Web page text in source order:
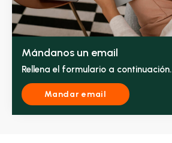
Mándanos un email
Rellena el formulario a continuación.
Mandar email